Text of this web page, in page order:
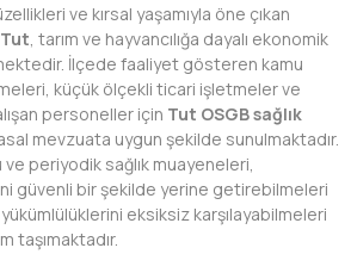
ve kırsal yaşamıyla öne çıkan
Tut , tarım ve hayvancılığa dayalı ekonomik
İlçede faaliyet gösteren kamu
küçük ölçekli ticari işletmeler ve
personeller için Tut OSGB sağlık
mevzuata uygun şekilde sunulmaktadır.
ve periyodik sağlık muayeneleri,
güvenli bir şekilde yerine getirebilmeleri
eksiksiz karşılayabilmeleri
taşımaktadır.